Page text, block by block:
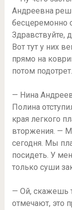
Андреевна
бесцеремонно
Здравствуйте,
Вот тут у них
прямо на
потом подотрет.
— Нина
Полина
края легкого
вторжения. —
сегодня. Мы
посидеть. У
только суши
— Ой, скажешь
отмечают, это